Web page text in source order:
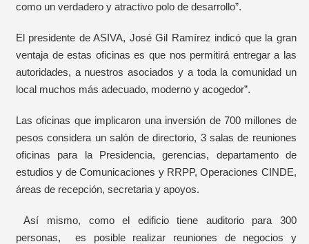
como un verdadero y atractivo polo de desarrollo”.
El presidente de ASIVA, José Gil Ramírez indicó que la gran
ventaja de estas oficinas es que nos permitirá entregar a las
autoridades, a nuestros asociados y a toda la comunidad un
local muchos más adecuado, moderno y acogedor”.
Las oficinas que implicaron una inversión de 700 millones de
pesos considera un salón de directorio, 3 salas de reuniones
oficinas para la Presidencia, gerencias, departamento de
estudios y de Comunicaciones y RRPP, Operaciones CINDE,
áreas de recepción, secretaria y apoyos.
Así mismo, como el edificio tiene auditorio para 300
personas, es posible realizar reuniones de negocios y